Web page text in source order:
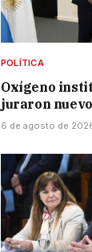
POLÍTICA
Oxígeno
juraron
6 de agosto de